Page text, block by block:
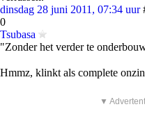
dinsdag 28 juni 2011, 07:34 uur
0
Tsubasa
"Zonder het verder te
Hmmz, klinkt als complete
▼